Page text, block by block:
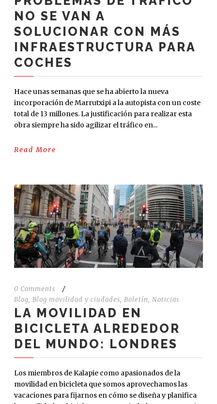
NO SE VAN A
SOLUCIONAR CON MÁS
INFRAESTRUCTURA PARA
COCHES
Hace unas semanas que se ha abierto la nueva
incorporación de Marrutxipi a la autopista con un coste
total de 13 millones. La justificación para realizar esta
obra siempre ha sido agilizar el tráfico en...
Read More
0 Comments
/
Blog, Blog movilidad y ciudades, Boletín, Noticias
LA MOVILIDAD EN
BICICLETA ALREDEDOR
DEL MUNDO: LONDRES
Los miembros de Kalapie como apasionados de la
movilidad en bicicleta que somos aprovechamos las
vacaciones para fijarnos en cómo se diseña y planifica